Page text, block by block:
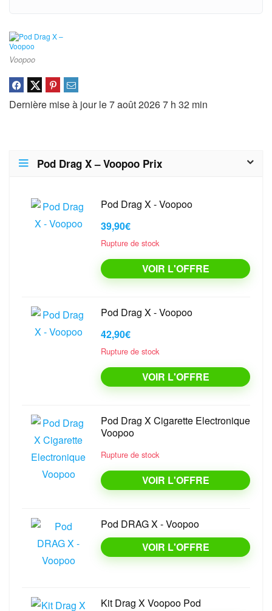
Voopoo
Dernière mise à jour le 7 août 2026 7 h 32 min
Pod Drag X – Voopoo Prix
Pod Drag X - Voopoo
39,90€
Rupture de stock
VOIR L'OFFRE
Pod Drag X - Voopoo
42,90€
Rupture de stock
VOIR L'OFFRE
Pod Drag X Cigarette Electronique
Voopoo
Rupture de stock
VOIR L'OFFRE
Pod DRAG X - Voopoo
VOIR L'OFFRE
Kit Drag X Voopoo Pod